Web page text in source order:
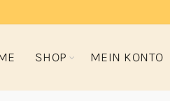
SHOP MEIN KONTO